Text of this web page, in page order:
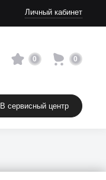
Личный кабинет
0 0
В сервисный центр